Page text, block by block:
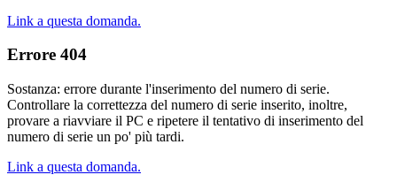
Link a questa domanda.
Errore 404
Sostanza: errore durante l'inserimento del numero di serie.
Controllare la correttezza del numero di serie inserito, inoltre,
provare a riavviare il PC e ripetere il tentativo di inserimento del
numero di serie un po' più tardi.
Link a questa domanda.